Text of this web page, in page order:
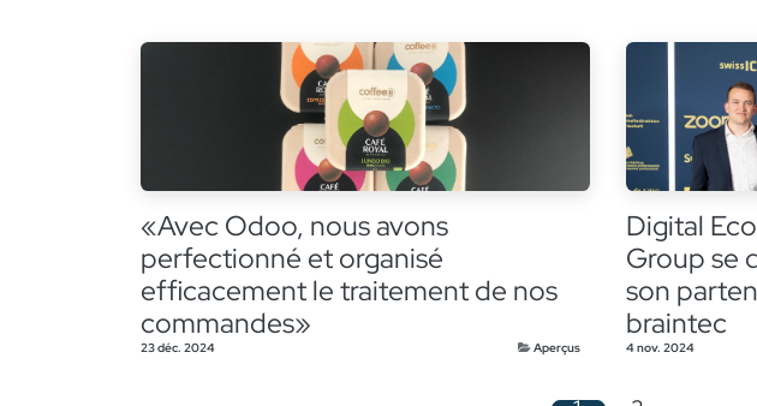
«Avec Odoo, nous avons
perfectionné et organisé
efficacement le traitement de nos
commandes»
23 déc. 2024 Aperçus
Digital
Group se
son
braintec
4 nov. 2024